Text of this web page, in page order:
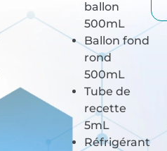
ballon
500mL
Ballon fond
rond
500mL
Tube de
recette
5mL
Réfrigérant